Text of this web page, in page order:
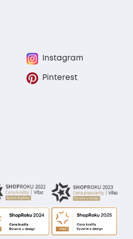
Instagram
Pinterest